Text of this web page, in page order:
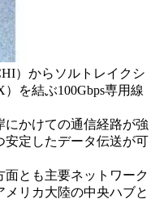
）からソルトレイクシ
を結ぶ100Gbps専用線
にかけての通信経路が強
安定したデータ伝送が可
とも主要ネットワーク
リカ大陸の中央ハブと